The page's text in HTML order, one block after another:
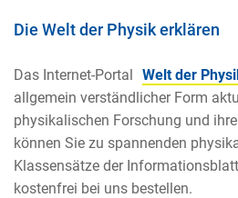
Die Welt der Physik erklären
Das Internet-Portal Welt der
allgemein verständlicher Form
physikalischen Forschung und
können Sie zu spannenden
Klassensätze der
kostenfrei bei uns bestellen.